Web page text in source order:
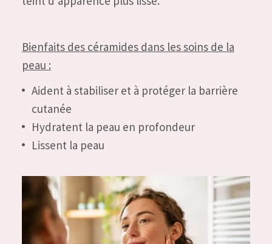
Bienfaits des céramides dans les soins de la
peau :
Aident à stabiliser et à protéger la barrière
cutanée
Hydratent la peau en profondeur
Lissent la peau